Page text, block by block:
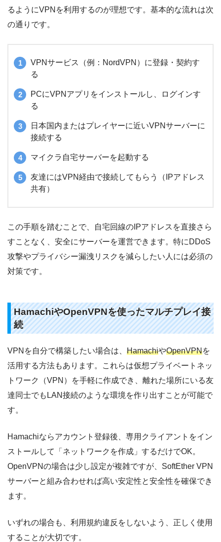
るようにVPNを利用するのが理想です。基本的な流れは次
の通りです。
VPNサービス（例：NordVPN）に登録・契約す
る
PCにVPNアプリをインストールし、ログインす
る
日本国内またはプレイヤーに近いVPNサーバーに
接続する
マイクラ自宅サーバーを起動する
友達にはVPN経由で接続してもらう（IPアドレス
共有）
この手順を踏むことで、自宅回線のIPアドレスを直接さら
すことなく、安全にサーバーを運営できます。特にDDoS
攻撃やプライバシー漏洩リスクを減らしたい人には必須の
対策です。
HamachiやOpenVPNを使ったマルチプレイ接
続
VPNを自分で構築したい場合は、 HamachiやOpenVPNを
活用する方法もあります。これらは仮想プライベートネッ
トワーク（VPN）を手軽に作成でき、離れた場所にいる友
達同士でもLAN接続のような環境を作り出すことが可能で
す。
Hamachiならアカウント登録後、専用クライアントをイン
ストールして「ネットワークを作成」するだけでOK。
OpenVPNの場合は少し設定が複雑ですが、SoftEther VPN
サーバーと組み合わせれば高い安定性と安全性を確保でき
ます。
いずれの場合も、利用規約違反をしないよう、正しく使用
することが大切です。